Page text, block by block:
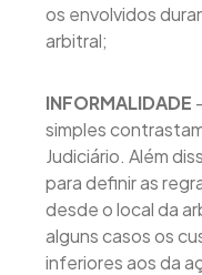
os envolvidos
arbitral;
INFORMALIDADE
simples
Judiciário. Além
para definir as
desde o local da
alguns casos os
inferiores aos da